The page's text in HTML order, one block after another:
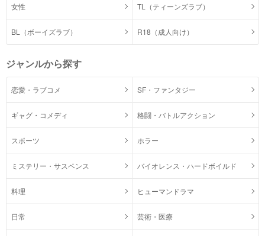
女性 TL（ティーンズラブ）
BL（ボーイズラブ） R18（成人向け）
ジャンルから探す
恋愛・ラブコメ SF・ファンタジー
ギャグ・コメディ 格闘・バトルアクション
スポーツ ホラー
ミステリー・サスペンス バイオレンス・ハードボイルド
料理 ヒューマンドラマ
日常 芸術・医療